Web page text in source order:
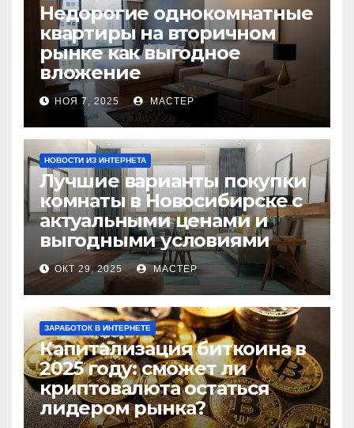
Недорогие однокомнатные
квартиры на вторичном
рынке как выгодное
вложение
НОЯ 7, 2025 МАСТЕР
НОВОСТИ ИЗ ИНТЕРНЕТА
Лучшие варианты покупки
комнаты в Новосибирске с
актуальными ценами и
выгодными условиями
ОКТ 29, 2025 МАСТЕР
ЗАРАБОТОК В ИНТЕРНЕТЕ
Капитализация биткоина в
2025 году: сможет ли
криптовалюта остаться
лидером рынка?